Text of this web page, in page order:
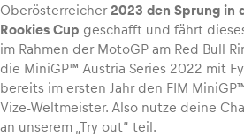
Oberösterreicher2023 den Sprung in
Rookies Cup geschafft und fährt
im Rahmen der MotoGP am Red Bull
die MiniGP™ Austria Series 2022 mit
bereits im ersten Jahr den FIM
Vize-Weltmeister. Also nutze deine
an unserem „Try out“ teil.